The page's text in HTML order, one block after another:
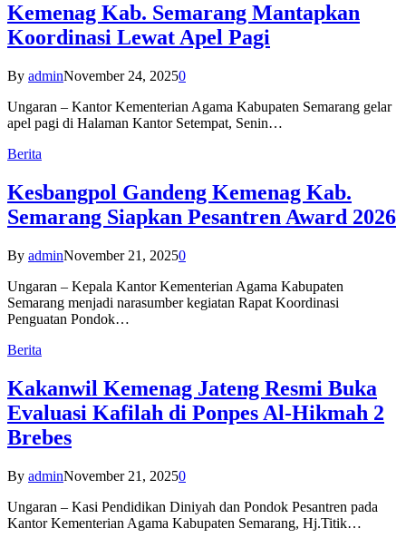
Kemenag Kab. Semarang Mantapkan
Koordinasi Lewat Apel Pagi
By adminNovember 24, 20250
Ungaran – Kantor Kementerian Agama Kabupaten Semarang gelar
apel pagi di Halaman Kantor Setempat, Senin…
Berita
Kesbangpol Gandeng Kemenag Kab.
Semarang Siapkan Pesantren Award 2026
By adminNovember 21, 20250
Ungaran – Kepala Kantor Kementerian Agama Kabupaten
Semarang menjadi narasumber kegiatan Rapat Koordinasi
Penguatan Pondok…
Berita
Kakanwil Kemenag Jateng Resmi Buka
Evaluasi Kafilah di Ponpes Al-Hikmah 2
Brebes
By adminNovember 21, 20250
Ungaran – Kasi Pendidikan Diniyah dan Pondok Pesantren pada
Kantor Kementerian Agama Kabupaten Semarang, Hj.Titik…